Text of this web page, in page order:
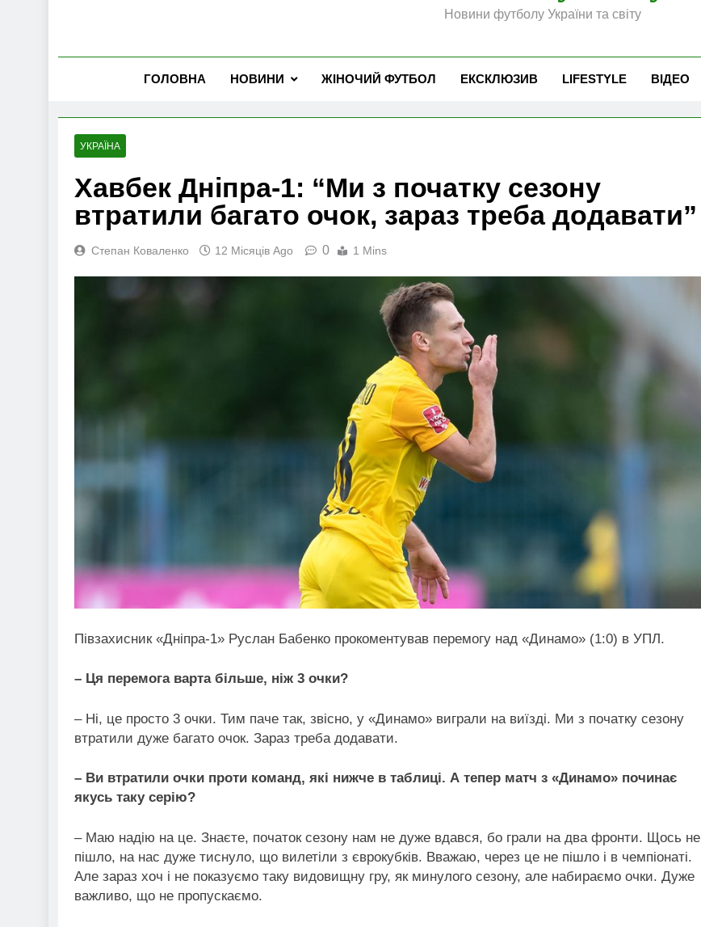
Новини футболу України та світу
ГОЛОВНА НОВИНИ ЖІНОЧИЙ ФУТБОЛ ЕКСКЛЮЗИВ LIFESTYLE ВІДЕО
УКРАЇНА
Хавбек Дніпра-1: “Ми з початку сезону
втратили багато очок, зараз треба додавати”
Степан Коваленко 12 Місяців Ago 0 1 Mins
Півзахисник «Дніпра-1» Руслан Бабенко прокоментував перемогу над «Динамо» (1:0) в УПЛ.
– Ця перемога варта більше, ніж 3 очки?
– Ні, це просто 3 очки. Тим паче так, звісно, у «Динамо» виграли на виїзді. Ми з початку сезону
втратили дуже багато очок. Зараз треба додавати.
– Ви втратили очки проти команд, які нижче в таблиці. А тепер матч з «Динамо» починає
якусь таку серію?
– Маю надію на це. Знаєте, початок сезону нам не дуже вдався, бо грали на два фронти. Щось не
пішло, на нас дуже тиснуло, що вилетіли з єврокубків. Вважаю, через це не пішло і в чемпіонаті.
Але зараз хоч і не показуємо таку видовищну гру, як минулого сезону, але набираємо очки. Дуже
важливо, що не пропускаємо.